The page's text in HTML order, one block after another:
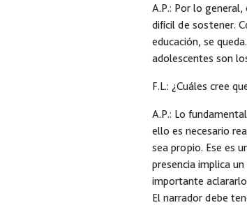
A.P.: Por lo general,
difícil de sostener.
educación, se
adolescentes son
F.L.: ¿Cuáles cree
A.P.: Lo
ello es necesario
sea propio. Ese es
presencia implica
importante
El narrador debe